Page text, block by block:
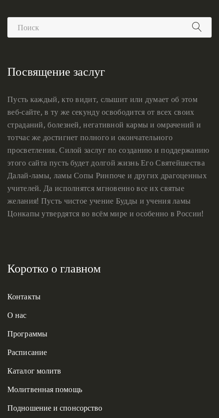
Посвящение заслуг
Пусть каждый, кто видит, слышит или думает об этом
веб-сайте, в ту же секунду освободится от всех своих
страданий, болезней, негативной кармы и омрачений и
тотчас же достигнет полного и окончательного
просветления. Силой заслуг по созданию и поддержанию
этого сайта пусть будет долгой жизнь Его Святейшества
Далай-ламы, ламы Сопы Ринпоче и других драгоценных
учителей. Да исполнятся мгновенно все их святые
желания! Пусть чистое учение Будды и учения ламы
Цонкапы утвердятся во всём мире и особенно в России!
Коротко о главном
Контакты
О нас
Программы
Расписание
Каталог молитв
Молитвенная помощь
Подношение и спонсорство